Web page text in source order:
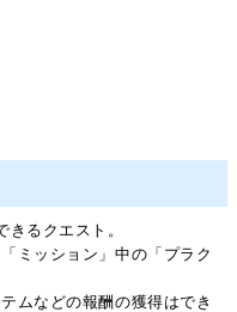
るクエスト。
ミッション」中の「プラク
ムなどの報酬の獲得はでき